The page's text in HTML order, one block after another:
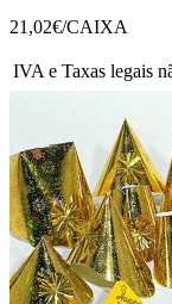
21,02€/CAIXA
IVA e Taxas legais